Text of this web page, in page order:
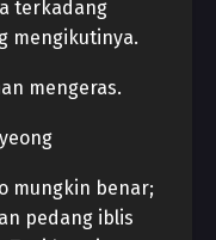
terkadang
mengikutinya.
mengeras.
mungkin benar;
pedang iblis